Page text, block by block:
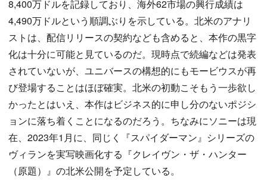
8,400万ドルを記録しており、海外62市場の興行成績は
4,490万ドルという順調ぶりを示している。北米のアナリ
ストは、配信リリースの契約なども含めると、本作の黒字
化は十分に可能と見ているのだ。現時点で続編などは発表
されていないが、ユニバースの構想的にもモービウスが再
び登場することはほぼ確実。北米の初動こそもう一歩欲し
かったとはいえ、本作はビジネス的に申し分のないポジシ
ョンに落ち着くことになるのだろう。ちなみにソニーは現
在、2023年1月に、同じく『スパイダーマン』シリーズの
ヴィランを実写映画化する『クレイヴン・ザ・ハンター
（原題）』の北米公開を予定している。